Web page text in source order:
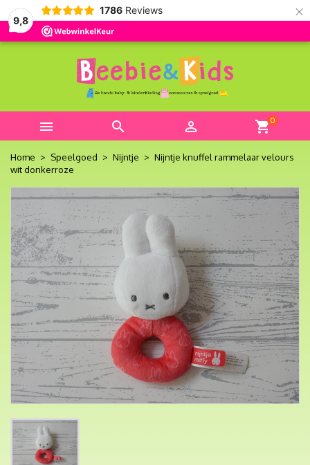
9,8
1786 Reviews ×
   shopping_cart0
Home Speelgoed Nijntje
Nijntje knuffel rammelaar velours
wit donkerroze